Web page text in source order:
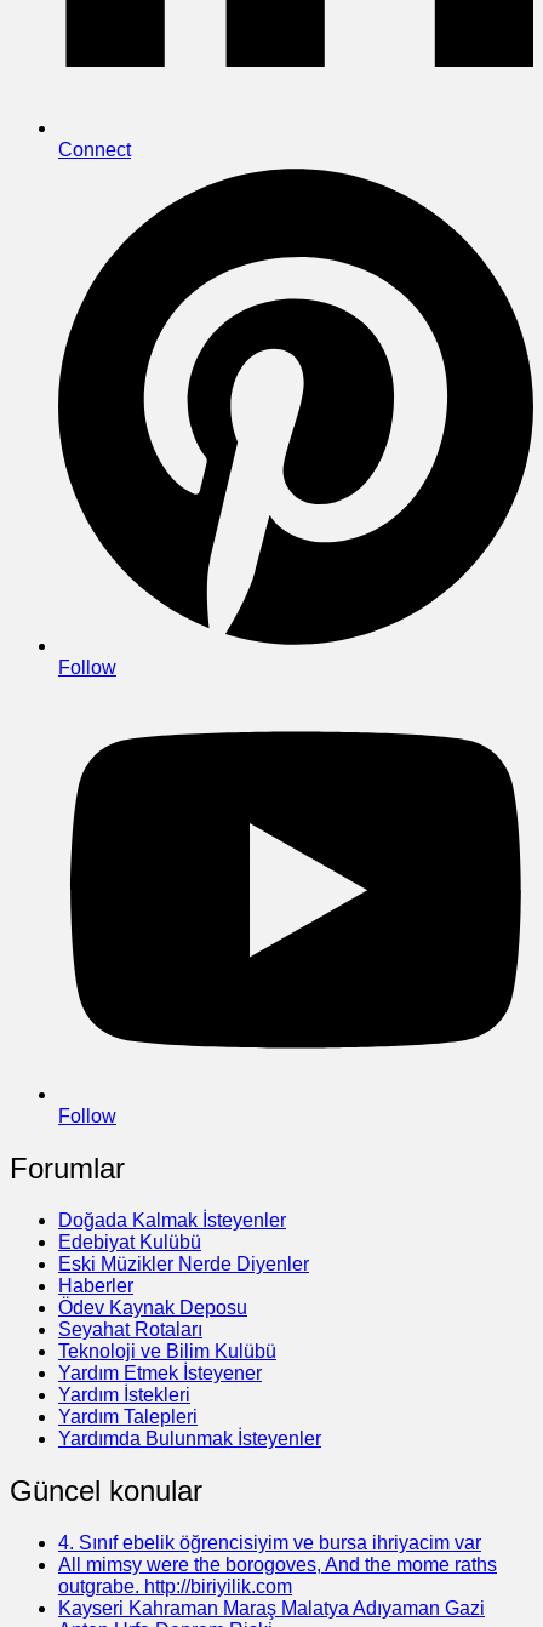
Connect
Follow
Follow
Forumlar
Doğada Kalmak İsteyenler
Edebiyat Kulübü
Eski Müzikler Nerde Diyenler
Haberler
Ödev Kaynak Deposu
Seyahat Rotaları
Teknoloji ve Bilim Kulübü
Yardım Etmek İsteyener
Yardım İstekleri
Yardım Talepleri
Yardımda Bulunmak İsteyenler
Güncel konular
4. Sınıf ebelik öğrencisiyim ve bursa ihriyacim var
All mimsy were the borogoves, And the mome raths
outgrabe. http://biriyilik.com
Kayseri Kahraman Maraş Malatya Adıyaman Gazi